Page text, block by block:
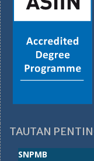
TAUTAN
SNPMB